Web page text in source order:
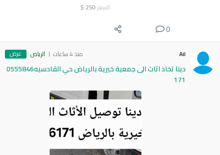
السعر 250
$
0
Ail منذ 4 ساعات الرياض عرض
دينا تخاذ اثاث الى جمعية خيرية بالرياض حي القادسيه0555846
171